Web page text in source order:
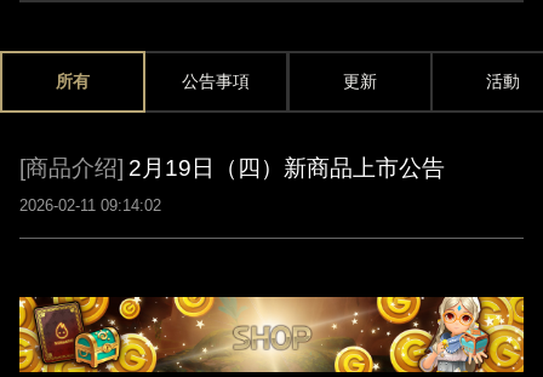
所有 公告事項 更新 活動
[商品介绍] 2月19日（四）新商品上市公告
2026-02-11 09:14:02